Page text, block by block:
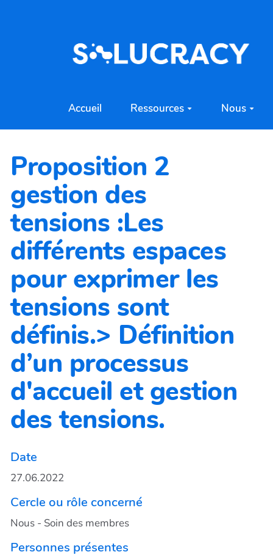
Accueil Ressources Nous
Proposition 2
gestion des
tensions :Les
différents espaces
pour exprimer les
tensions sont
définis.> Définition
d’un processus
d'accueil et gestion
des tensions.
Date
27.06.2022
Cercle ou rôle concerné
Nous - Soin des membres
Personnes présentes